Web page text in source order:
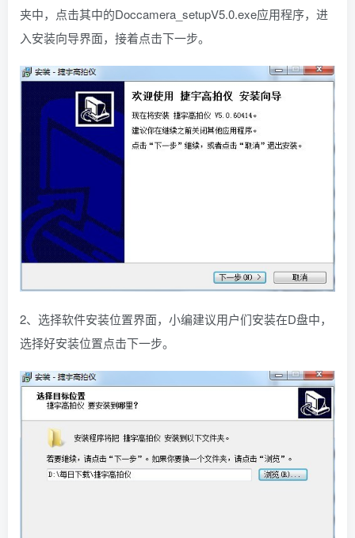
夹中，点击其中的Doccamera_setupV5.0.exe应用程序，进
入安装向导界面，接着点击下一步。
2、选择软件安装位置界面，小编建议用户们安装在D盘中，
选择好安装位置点击下一步。